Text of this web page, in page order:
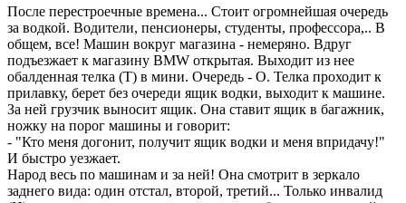
После перестроечные времена... Стоит огромнейшая очередь
за водкой. Водители, пенсионеры, студенты, профессора,.. В
общем, все! Машин вокруг магазина - немеряно. Вдруг
подъезжает к магазину ВМW открытая. Выходит из нее
обалденная телка (Т) в мини. Очередь - O. Телка проходит к
прилавку, берет без очереди ящик водки, выходит к машине.
За ней грузчик выносит ящик. Она ставит ящик в багажник,
ножку на порог машины и говорит:
- "Кто меня догонит, получит ящик водки и меня впридачу!"
И быстро уезжает.
Народ весь по машинам и за ней! Она смотрит в зеркало
заднего вида: один отстал, второй, третий... Только инвалид